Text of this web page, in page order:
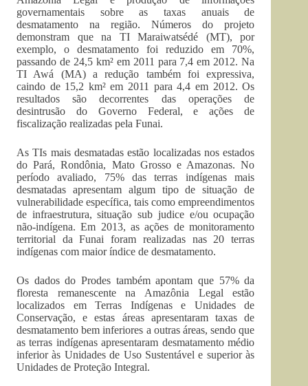
governamentais sobre as taxas anuais de
desmatamento na região. Números do projeto
demonstram que na TI Maraiwatsédé (MT), por
exemplo, o desmatamento foi reduzido em 70%,
passando de 24,5 km² em 2011 para 7,4 em 2012. Na
TI Awá (MA) a redução também foi expressiva,
caindo de 15,2 km² em 2011 para 4,4 em 2012. Os
resultados são decorrentes das operações de
desintrusão do Governo Federal, e ações de
fiscalização realizadas pela Funai.
As TIs mais desmatadas estão localizadas nos estados
do Pará, Rondônia, Mato Grosso e Amazonas. No
período avaliado, 75% das terras indígenas mais
desmatadas apresentam algum tipo de situação de
vulnerabilidade específica, tais como empreendimentos
de infraestrutura, situação sub judice e/ou ocupação
não-indígena. Em 2013, as ações de monitoramento
territorial da Funai foram realizadas nas 20 terras
indígenas com maior índice de desmatamento.
Os dados do Prodes também apontam que 57% da
floresta remanescente na Amazônia Legal estão
localizados em Terras Indígenas e Unidades de
Conservação, e estas áreas apresentaram taxas de
desmatamento bem inferiores a outras áreas, sendo que
as terras indígenas apresentaram desmatamento médio
inferior às Unidades de Uso Sustentável e superior às
Unidades de Proteção Integral.